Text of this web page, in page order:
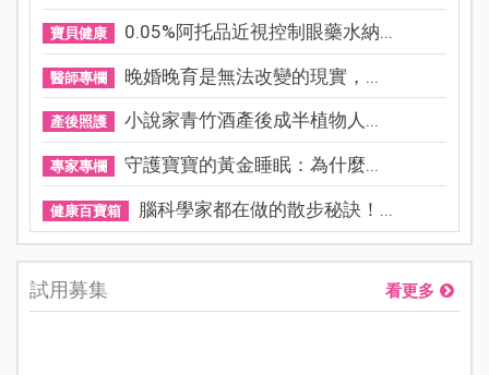
寶貝健康 0.05%阿托品近視控制眼藥水納...
醫師專欄 晚婚晚育是無法改變的現實，...
產後照護 小說家青竹酒產後成半植物人...
專家專欄 守護寶寶的黃金睡眠：為什麼...
健康百寶箱 腦科學家都在做的散步秘訣！...
試用募集 看更多